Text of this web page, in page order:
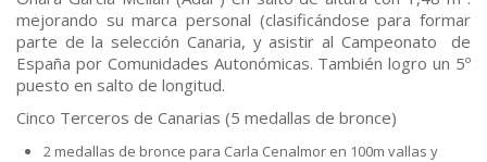
mejorando su marca personal (clasificándose para formar
parte de la selección Canaria, y asistir al Campeonato de
España por Comunidades Autonómicas. También logro un 5º
puesto en salto de longitud.
Cinco Terceros de Canarias (5 medallas de bronce)
2 medallas de bronce para Carla Cenalmor en 100m vallas y